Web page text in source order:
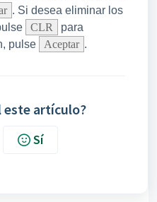
. Si desea eliminar los
CLR
para
pulse
Aceptar .
este artículo?
Sí